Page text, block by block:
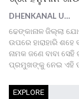
DHENKANAL UPDATE
ଢେଙ୍କାନାଳ ଜିଲ୍ଲା
ଉପରେ ହାରାହାରି
ନାମକ ଜଣେ ବାବା
ପ୍ରମୁଖଙ୍କୁ ନେଇ ଏହି
EXPLORE